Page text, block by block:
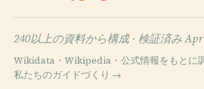
240以上の資料から構成 · 検証済み
Wikidata・Wikipedia・公式情報をもとに調
私たちのガイドづくり →